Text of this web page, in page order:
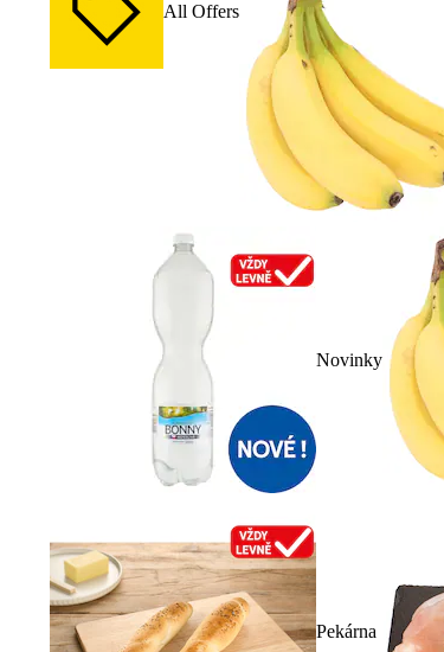
All Offers
Novinky
Pekárna